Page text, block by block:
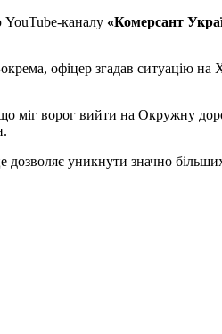
YouTube-каналу «Комерсант
офіцер згадав ситуацію на
міг ворог вийти на Окружну
уникнути значно